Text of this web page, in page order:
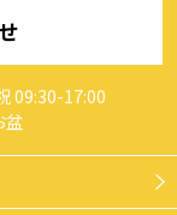
09:30-17:00
盆